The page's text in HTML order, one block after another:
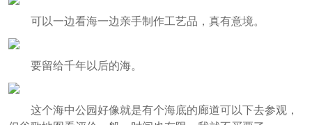
可以一边看海一边亲手制作工艺品，真有意境。
要留给千年以后的海。
这个海中公园好像就是有个海底的廊道可以下去参观，